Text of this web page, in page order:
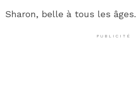
Sharon, belle à tous les âges.
PUBLICITÉ